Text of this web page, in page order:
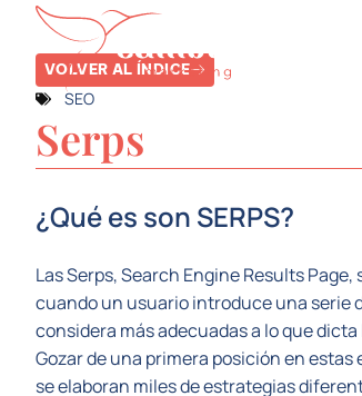
VOLVER AL ÍNDICE
SEO
Serps
¿Qué es son SERPS?
Las Serps, Search Engine Results
cuando un usuario introduce una serie
considera más adecuadas a lo que
Gozar de una primera posición en
se elaboran miles de estrategias